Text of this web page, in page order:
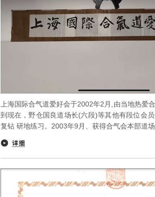
上海国际合气道爱好会于2002年2月,由当地热爱
到现在，野仓国良道场长(六段)等其他有段位会
复钻 研地练习。2003年9月、获得合气会本部道场